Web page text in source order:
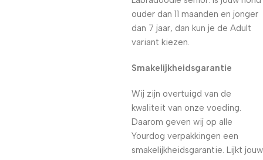
ouder dan 11 maanden en jonger
dan 7 jaar, dan kun je de Adult
variant kiezen.
Smakelijkheidsgarantie
Wij zijn overtuigd van de
kwaliteit van onze voeding.
Daarom geven wij op alle
Yourdog verpakkingen een
smakelijkheidsgarantie. Lijkt jouw